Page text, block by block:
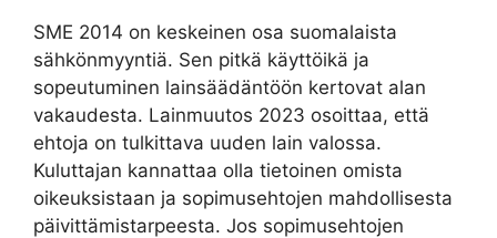
SME 2014 on keskeinen osa suomalaista
sähkönmyyntiä. Sen pitkä käyttöikä ja
sopeutuminen lainsäädäntöön kertovat alan
vakaudesta. Lainmuutos 2023 osoittaa, että
ehtoja on tulkittava uuden lain valossa.
Kuluttajan kannattaa olla tietoinen omista
oikeuksistaan ja sopimusehtojen mahdollisesta
päivittämistarpeesta. Jos sopimusehtojen